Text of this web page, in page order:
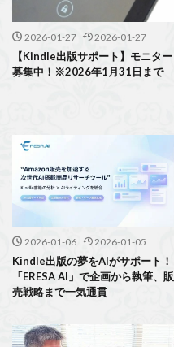
2026-01-27 2026-01-27
【Kindle出版サポート】モニター
募集中！※2026年1月31日まで
2026-01-06 2026-01-05
Kindle出版の夢をAIがサポート！
「ERESA AI」で企画から執筆、販
売戦略まで一気通貫